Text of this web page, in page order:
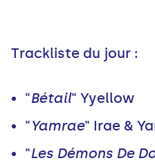
Trackliste du jour :
"Bétail" Yyellow
"Yamrae" Irae &
"Les Démons De